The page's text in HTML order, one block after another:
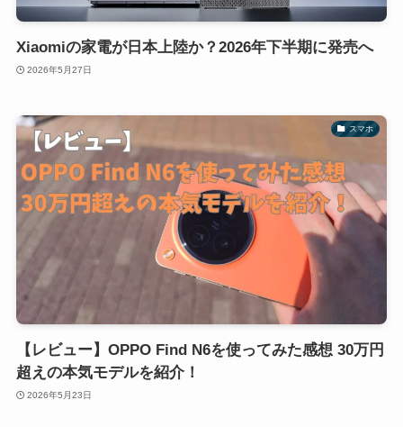
Xiaomiの家電が日本上陸か？2026年下半期に発売へ
2026年5月27日
スマホ
【レビュー】OPPO Find N6を使ってみた感想 30万円
超えの本気モデルを紹介！
2026年5月23日